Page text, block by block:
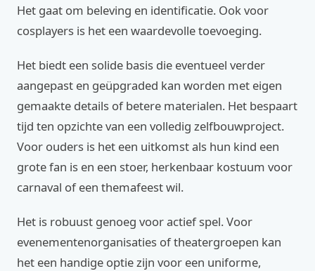
Het gaat om beleving en identificatie. Ook voor
cosplayers is het een waardevolle toevoeging.
Het biedt een solide basis die eventueel verder
aangepast en geüpgraded kan worden met eigen
gemaakte details of betere materialen. Het bespaart
tijd ten opzichte van een volledig zelfbouwproject.
Voor ouders is het een uitkomst als hun kind een
grote fan is en een stoer, herkenbaar kostuum voor
carnaval of een themafeest wil.
Het is robuust genoeg voor actief spel. Voor
evenementenorganisaties of theatergroepen kan
het een handige optie zijn voor een uniforme,